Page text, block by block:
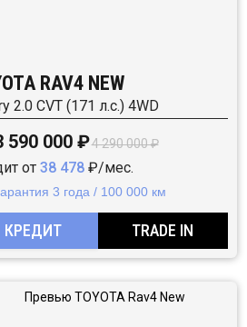
RAV4 NEW
2.0 CVT (171 л.с.) 4WD
590 000 ₽4 290 000 ₽
от 38 478₽/мес.
3 года / 100 000 км
КРЕДИТ TRADE IN